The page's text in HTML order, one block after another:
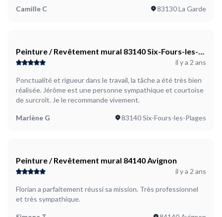
Camille C 83130 La Garde
Peinture / Revêtement mural 83140 Six-Fours-les-
Plages
il y a 2 ans
Ponctualité et rigueur dans le travail, la tâche a été très bien
réalisée. Jérôme est une personne sympathique et courtoise
de surcroît. Je le recommande vivement.
Marlène G 83140 Six-Fours-les-Plages
Peinture / Revêtement mural 84140 Avignon
il y a 2 ans
Florian a parfaitement réussi sa mission. Très professionnel
et très sympathique.